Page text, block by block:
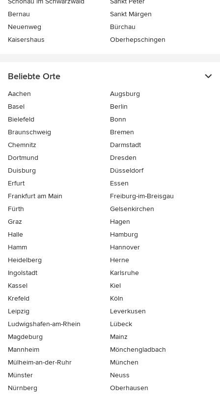
Bernau
Sankt Märgen
Neuenweg
Bürchau
Kaisershaus
Oberhepschingen
Beliebte Orte
Aachen
Augsburg
Basel
Berlin
Bielefeld
Bonn
Braunschweig
Bremen
Chemnitz
Darmstadt
Dortmund
Dresden
Duisburg
Düsseldorf
Erfurt
Essen
Frankfurt am Main
Freiburg-im-Breisgau
Fürth
Gelsenkirchen
Graz
Hagen
Halle
Hamburg
Hamm
Hannover
Heidelberg
Herne
Ingolstadt
Karlsruhe
Kassel
Kiel
Krefeld
Köln
Leipzig
Leverkusen
Ludwigshafen-am-Rhein
Lübeck
Magdeburg
Mainz
Mannheim
Mönchen­gladbach
Mülheim-an-der-Ruhr
München
Münster
Neuss
Nürnberg
Oberhausen